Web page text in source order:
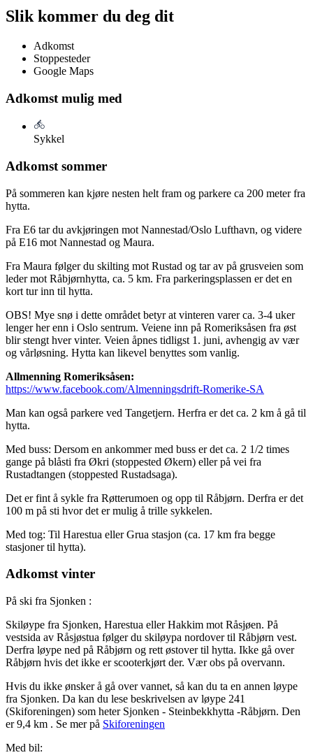
Slik kommer du deg dit
Adkomst
Stoppesteder
Google Maps
Adkomst mulig med
Sykkel
Adkomst sommer
På sommeren kan kjøre nesten helt fram og parkere ca 200 meter fra
hytta.
Fra E6 tar du avkjøringen mot Nannestad/Oslo Lufthavn, og videre
på E16 mot Nannestad og Maura.
Fra Maura følger du skilting mot Rustad og tar av på grusveien som
leder mot Råbjørnhytta, ca. 5 km. Fra parkeringsplassen er det en
kort tur inn til hytta.
OBS! Mye snø i dette området betyr at vinteren varer ca. 3-4 uker
lenger her enn i Oslo sentrum. Veiene inn på Romeriksåsen fra øst
blir stengt hver vinter. Veien åpnes tidligst 1. juni, avhengig av vær
og vårløsning. Hytta kan likevel benyttes som vanlig.
Allmenning Romeriksåsen:
https://www.facebook.com/Almenningsdrift-Romerike-SA
Man kan også parkere ved Tangetjern. Herfra er det ca. 2 km å gå til
hytta.
Med buss: Dersom en ankommer med buss er det ca. 2 1/2 times
gange på blåsti fra Økri (stoppested Økern) eller på vei fra
Rustadtangen (stoppested Rustadsaga).
Det er fint å sykle fra Røtterumoen og opp til Råbjørn. Derfra er det
100 m på sti hvor det er mulig å trille sykkelen.
Med tog: Til Harestua eller Grua stasjon (ca. 17 km fra begge
stasjoner til hytta).
Adkomst vinter
På ski fra Sjonken :
Skiløype fra Sjonken, Harestua eller Hakkim mot Råsjøen. På
vestsida av Råsjøstua følger du skiløypa nordover til Råbjørn vest.
Derfra løype ned på Råbjørn og rett østover til hytta. Ikke gå over
Råbjørn hvis det ikke er scooterkjørt der. Vær obs på overvann.
Hvis du ikke ønsker å gå over vannet, så kan du ta en annen løype
fra Sjonken. Da kan du lese beskrivelsen av løype 241
(Skiforeningen) som heter Sjonken - Steinbekkhytta -Råbjørn. Den
er 9,4 km . Se mer på Skiforeningen
Med bil: